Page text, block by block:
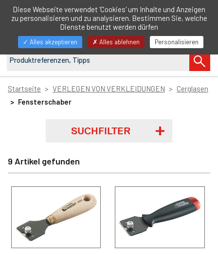
DE
anzeigen/ausblenden
Startseite VERLEGEN VON VERKLEIDUNGEN
Cerglasen
Fensterschaber
SUCHFILTER
9 Artikel gefunden
Diese Webseite verwendet 'Cookies' um Inhalte und Anzeigen
zu personalisieren und zu analysieren. Bestimmen Sie, welche
Dienste benutzt werden dürfen
Alles akzeptieren Alles ablehnen Personalisieren